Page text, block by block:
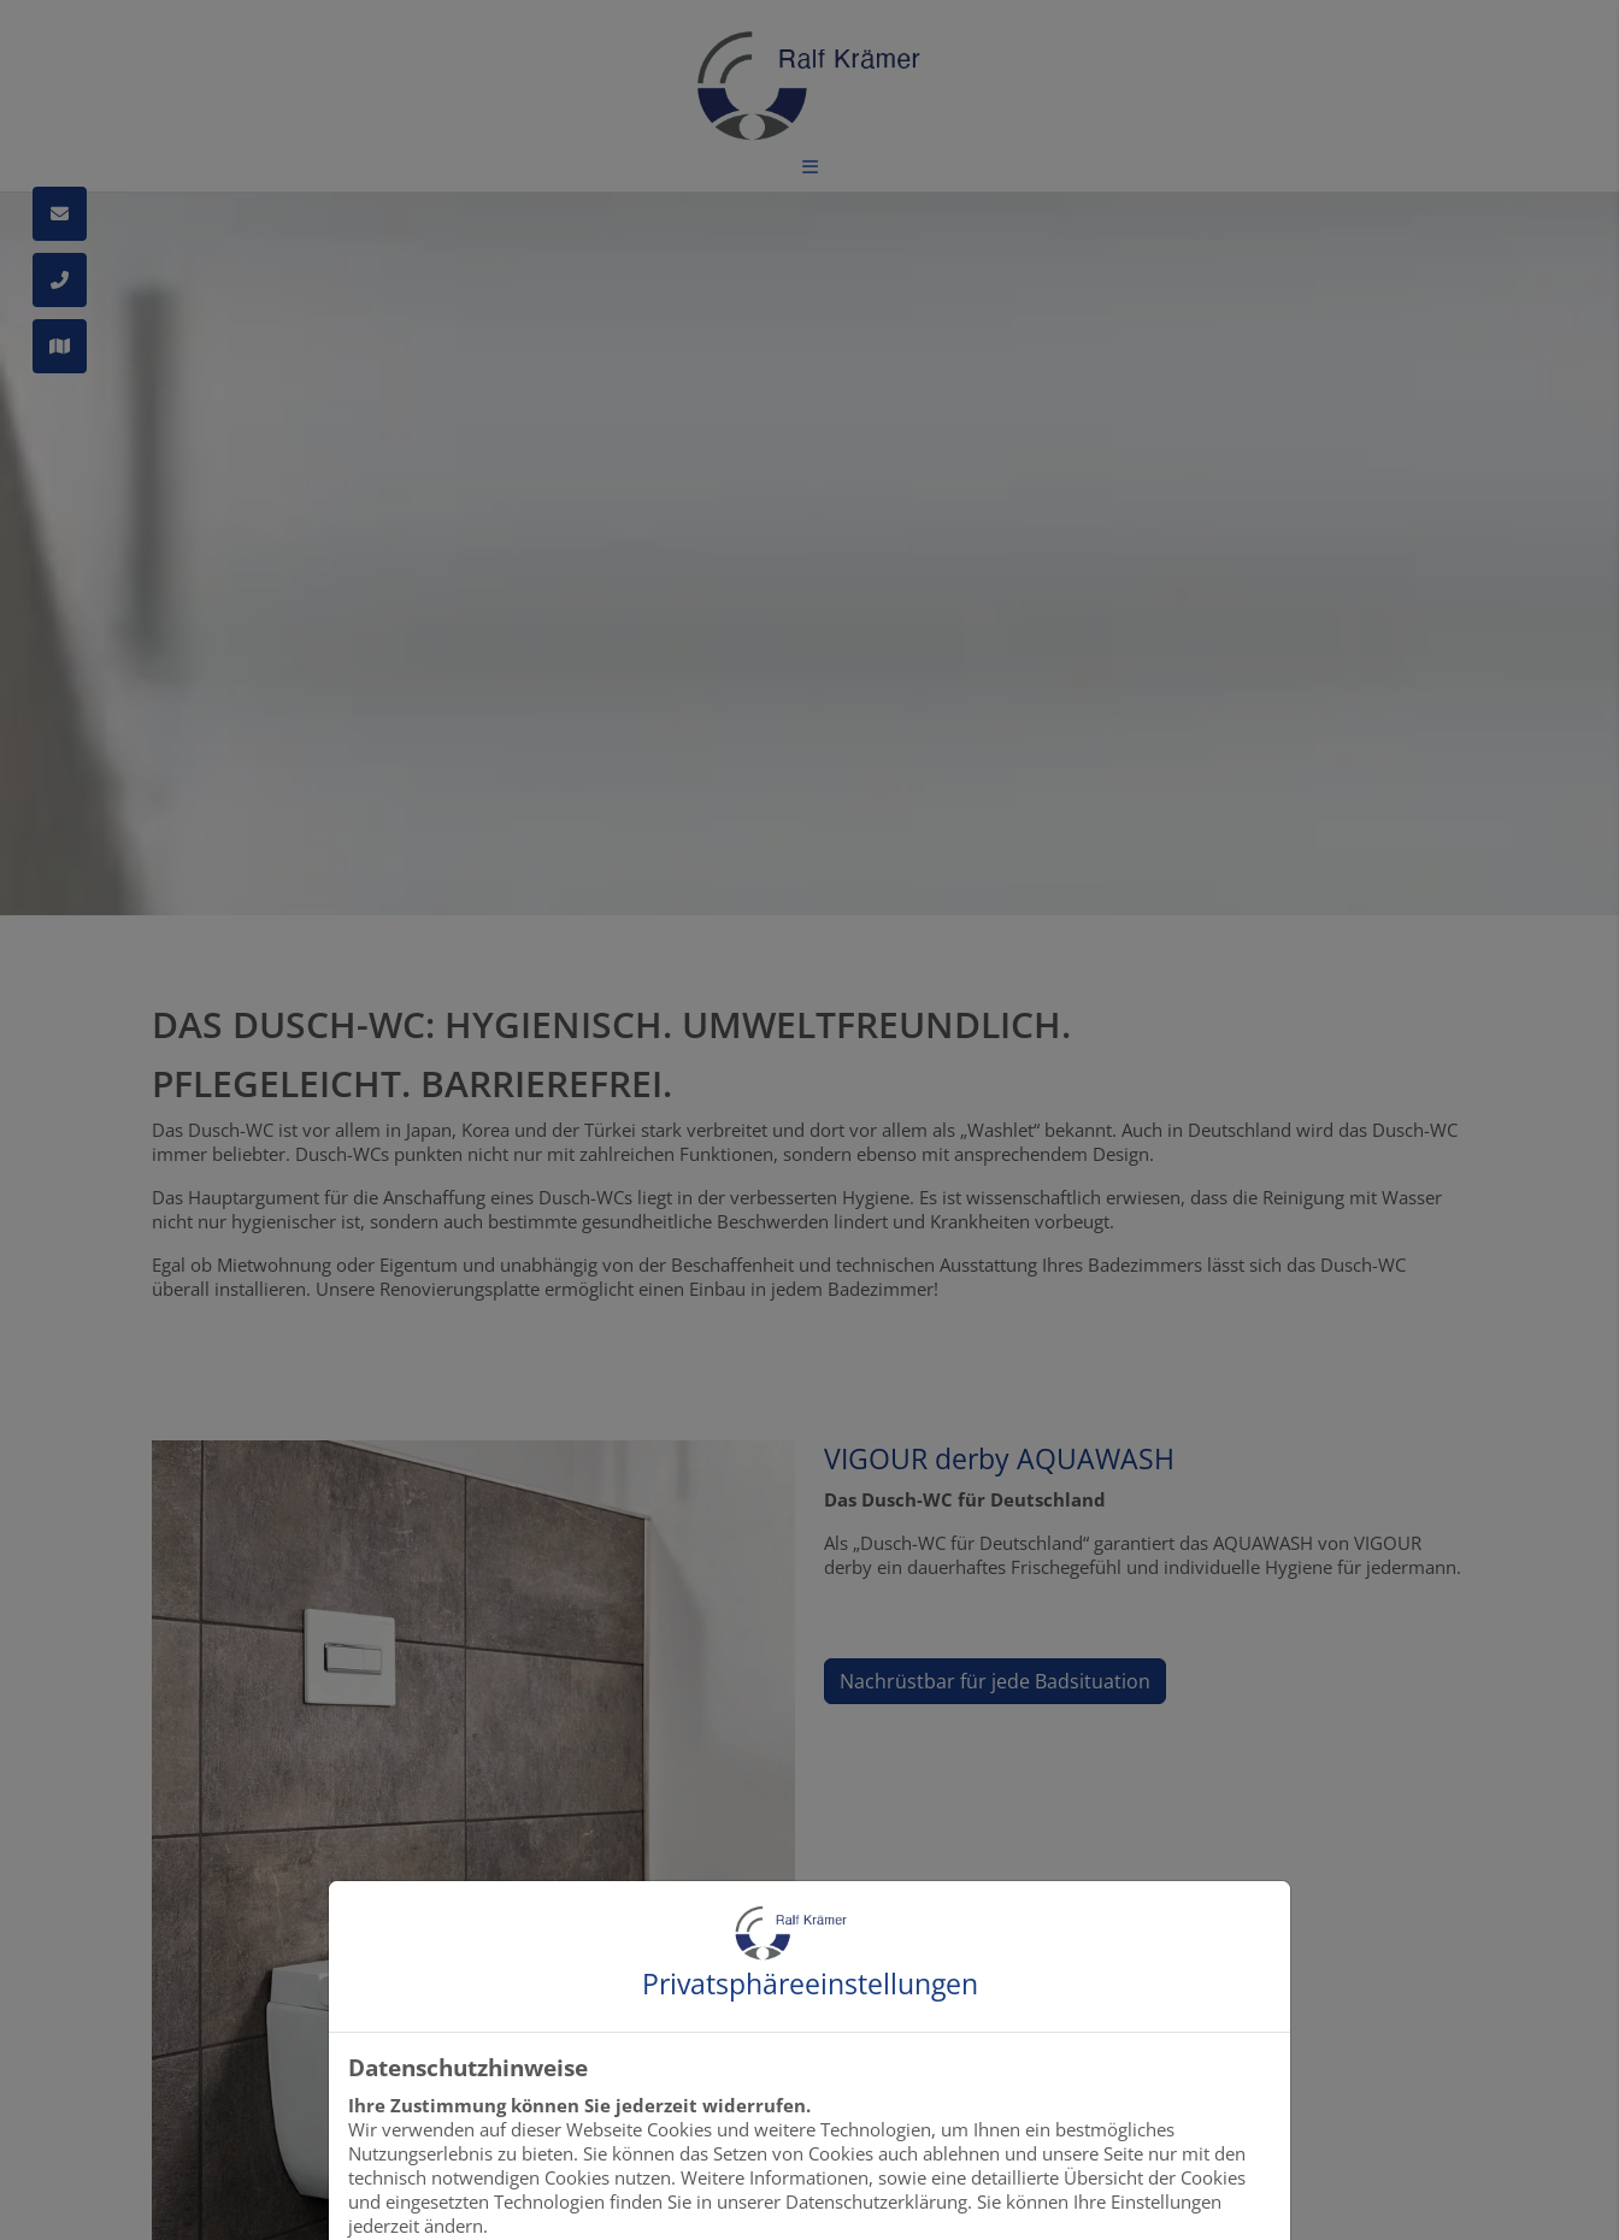
DAS DUSCH-WC: HYGIENISCH. UMWELTFREUNDLICH.
PFLEGELEICHT. BARRIEREFREI.
Das Dusch-WC ist vor allem in Japan, Korea und der Türkei stark verbreitet und dort vor allem als „Washlet“ bekannt. Auch in Deutschland wird das Dusch-WC
immer beliebter. Dusch-WCs punkten nicht nur mit zahlreichen Funktionen, sondern ebenso mit ansprechendem Design.
Das Hauptargument für die Anschaffung eines Dusch-WCs liegt in der verbesserten Hygiene. Es ist wissenschaftlich erwiesen, dass die Reinigung mit Wasser
nicht nur hygienischer ist, sondern auch bestimmte gesundheitliche Beschwerden lindert und Krankheiten vorbeugt.
Egal ob Mietwohnung oder Eigentum und unabhängig von der Beschaffenheit und technischen Ausstattung Ihres Badezimmers lässt sich das Dusch-WC
überall installieren. Unsere Renovierungsplatte ermöglicht einen Einbau in jedem Badezimmer!
VIGOUR derby AQUAWASH
Das Dusch-WC für Deutschland
Als „Dusch-WC für Deutschland“ garantiert das AQUAWASH von VIGOUR
derby ein dauerhaftes Frischegefühl und individuelle Hygiene für jedermann.
Nachrüstbar für jede Badsituation
Privatsphäre­einstellungen
Datenschutzhinweise
Ihre Zustimmung können Sie jederzeit widerrufen.
Wir verwenden auf dieser Webseite Cookies und weitere Technologien, um Ihnen ein bestmögliches
Nutzungserlebnis zu bieten. Sie können das Setzen von Cookies auch ablehnen und unsere Seite nur mit den
technisch notwendigen Cookies nutzen. Weitere Informationen, sowie eine detaillierte Übersicht der Cookies
und eingesetzten Technologien finden Sie in unserer Datenschutzerklärung. Sie können Ihre Einstellungen
jederzeit ändern.